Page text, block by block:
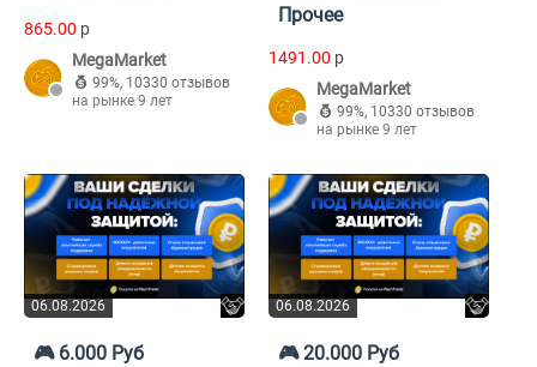
865.00 p
MegaMarket
99%, 10330 отзывов
на рынке 9 лет
Прочее
1491.00 p
MegaMarket
99%, 10330 отзывов
на рынке 9 лет
06.08.2026
🎮 6.000 Руб
06.08.2026
🎮 20.000 Руб